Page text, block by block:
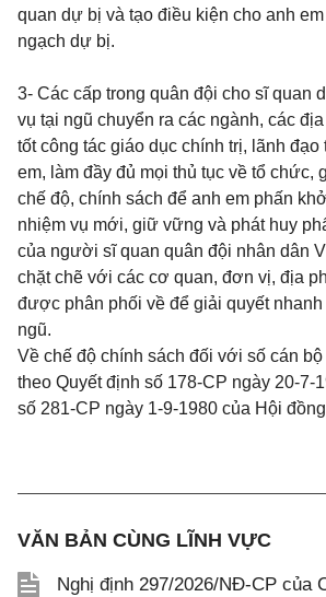
quan dự bị và tạo điều kiện cho anh
ngạch dự bị.
3- Các cấp trong quân đội cho sĩ quan
vụ tại ngũ chuyển ra các ngành, các
tốt công tác giáo dục chính trị, lãnh
em, làm đầy đủ mọi thủ tục về tổ chức,
chế độ, chính sách để anh em phấn
nhiệm vụ mới, giữ vững và phát huy
của người sĩ quan quân đội nhân dân
chặt chẽ với các cơ quan, đơn vị, địa
được phân phối về để giải quyết
ngũ.
Về chế độ chính sách đối với số cán
theo Quyết định số 178-CP ngày 20-7-
số 281-CP ngày 1-9-1980 của Hội
VĂN BẢN CÙNG LĨNH VỰC
Nghị định 297/2026/NĐ-CP của